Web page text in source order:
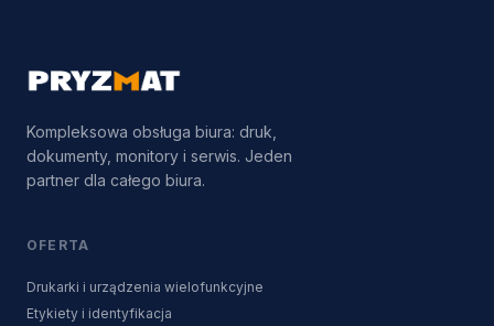
Kompleksowa obsługa biura: druk,
dokumenty, monitory i serwis. Jeden
partner dla całego biura.
OFERTA
Drukarki i urządzenia wielofunkcyjne
Etykiety i identyfikacja